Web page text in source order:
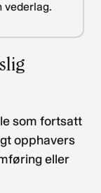
vederlag.
som fortsatt
opphavers
eller